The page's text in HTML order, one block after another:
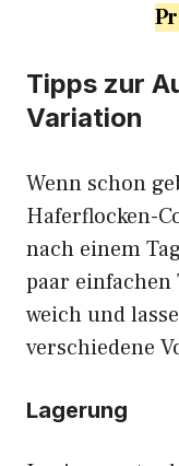
Tipps zur
Variation
Wenn schon
Haferflocken-
nach einem
paar einfachen
weich und
verschiedene
Lagerung